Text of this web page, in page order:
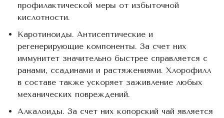
профилактической меры от избыточной
кислотности.
Каротиноиды. Антисептические и
регенерирующие компоненты. За счет них
иммунитет значительно быстрее справляется с
ранами, ссадинами и растяжениями. Хлорофилл
в составе также ускоряет заживление любых
механических повреждений.
Алкалоиды. За счет них копорский чай является